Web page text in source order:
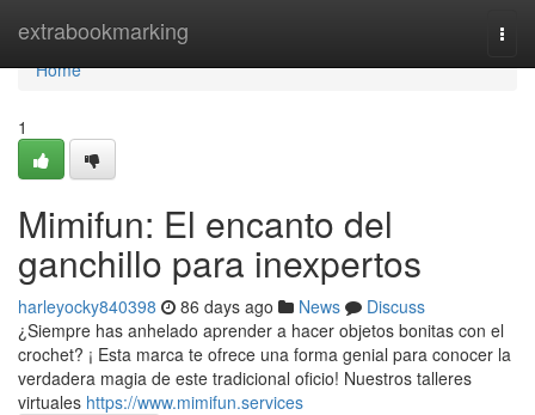
extrabookmarking
Home
Home
1
Mimifun: El encanto del
ganchillo para inexpertos
harleyocky840398 86 days ago News
Discuss
¿Siempre has anhelado aprender a hacer objetos bonitas con el
crochet? ¡ Esta marca te ofrece una forma genial para conocer la
verdadera magia de este tradicional oficio! Nuestros talleres
virtuales https://www.mimifun.services